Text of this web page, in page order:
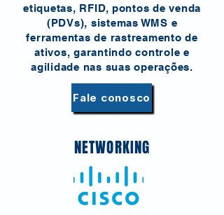
etiquetas, RFID, pontos de venda
(PDVs), sistemas WMS e
ferramentas de rastreamento de
ativos, garantindo controle e
agilidade nas suas operações.
Fale conosco
NETWORKING